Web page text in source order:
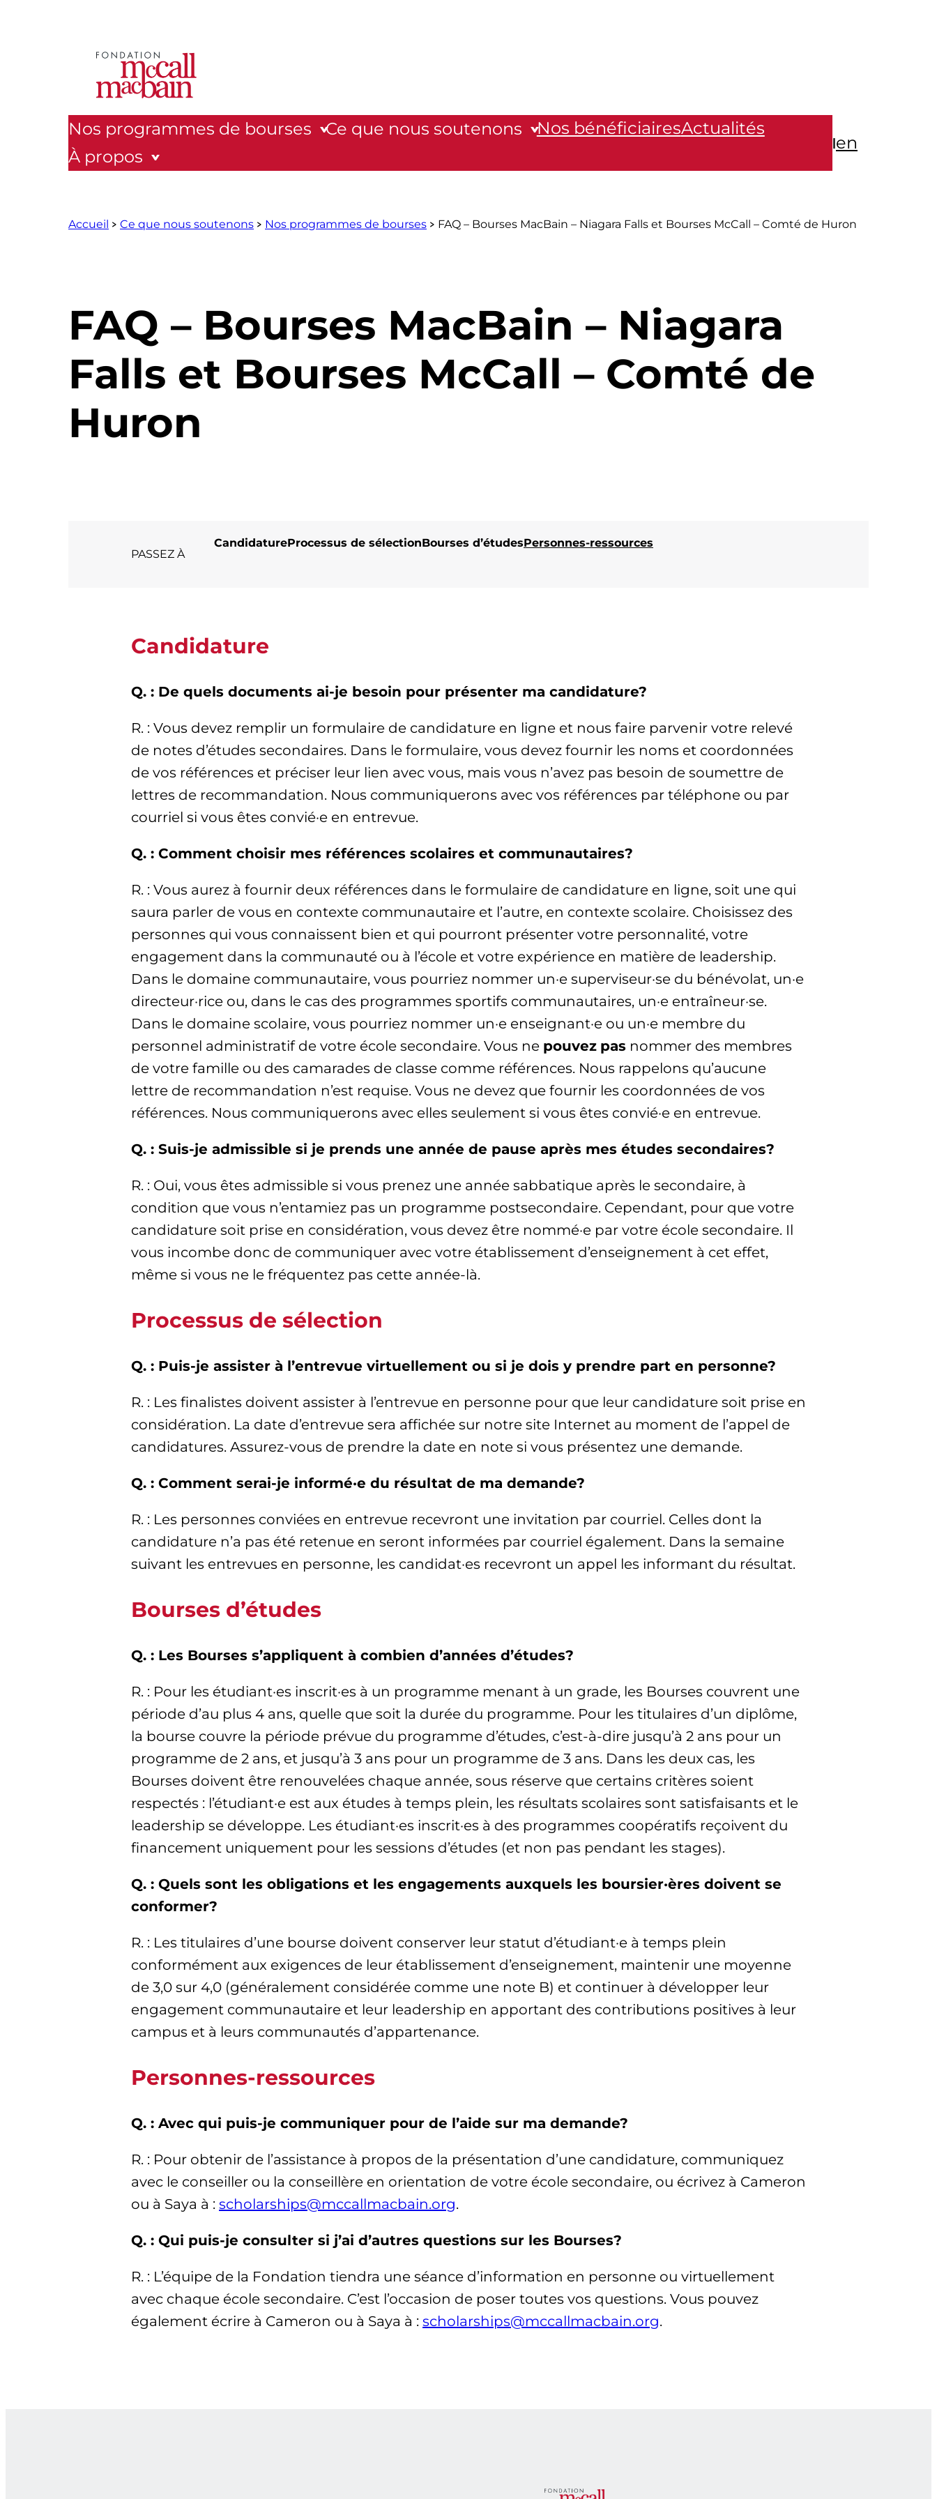
Nos programmes de bourses Ce que nous soutenons Nos bénéficiairesActualités
À propos
|en
Accueil Ce que nous soutenons Nos programmes de bourses FAQ – Bourses MacBain – Niagara Falls et Bourses McCall – Comté de Huron
FAQ – Bourses MacBain – Niagara
Falls et Bourses McCall – Comté de
Huron
PASSEZ À
CandidatureProcessus de sélectionBourses d’étudesPersonnes-ressources
Candidature
Q. : De quels documents ai-je besoin pour présenter ma candidature?
R. : Vous devez remplir un formulaire de candidature en ligne et nous faire parvenir votre relevé
de notes d’études secondaires. Dans le formulaire, vous devez fournir les noms et coordonnées
de vos références et préciser leur lien avec vous, mais vous n’avez pas besoin de soumettre de
lettres de recommandation. Nous communiquerons avec vos références par téléphone ou par
courriel si vous êtes convié·e en entrevue.
Q. : Comment choisir mes références scolaires et communautaires?
R. : Vous aurez à fournir deux références dans le formulaire de candidature en ligne, soit une qui
saura parler de vous en contexte communautaire et l’autre, en contexte scolaire. Choisissez des
personnes qui vous connaissent bien et qui pourront présenter votre personnalité, votre
engagement dans la communauté ou à l’école et votre expérience en matière de leadership.
Dans le domaine communautaire, vous pourriez nommer un·e superviseur·se du bénévolat, un·e
directeur·rice ou, dans le cas des programmes sportifs communautaires, un·e entraîneur·se.
Dans le domaine scolaire, vous pourriez nommer un·e enseignant·e ou un·e membre du
personnel administratif de votre école secondaire. Vous ne pouvez pas nommer des membres
de votre famille ou des camarades de classe comme références. Nous rappelons qu’aucune
lettre de recommandation n’est requise. Vous ne devez que fournir les coordonnées de vos
références. Nous communiquerons avec elles seulement si vous êtes convié·e en entrevue.
Q. : Suis-je admissible si je prends une année de pause après mes études secondaires?
R. : Oui, vous êtes admissible si vous prenez une année sabbatique après le secondaire, à
condition que vous n’entamiez pas un programme postsecondaire. Cependant, pour que votre
candidature soit prise en considération, vous devez être nommé·e par votre école secondaire. Il
vous incombe donc de communiquer avec votre établissement d’enseignement à cet effet,
même si vous ne le fréquentez pas cette année-là.
Processus de sélection
Q. : Puis-je assister à l’entrevue virtuellement ou si je dois y prendre part en personne?
R. : Les finalistes doivent assister à l’entrevue en personne pour que leur candidature soit prise en
considération. La date d’entrevue sera affichée sur notre site Internet au moment de l’appel de
candidatures. Assurez-vous de prendre la date en note si vous présentez une demande.
Q. : Comment serai-je informé·e du résultat de ma demande?
R. : Les personnes conviées en entrevue recevront une invitation par courriel. Celles dont la
candidature n’a pas été retenue en seront informées par courriel également. Dans la semaine
suivant les entrevues en personne, les candidat·es recevront un appel les informant du résultat.
Bourses d’études
Q. : Les Bourses s’appliquent à combien d’années d’études?
R. : Pour les étudiant·es inscrit·es à un programme menant à un grade, les Bourses couvrent une
période d’au plus 4 ans, quelle que soit la durée du programme. Pour les titulaires d’un diplôme,
la bourse couvre la période prévue du programme d’études, c’est-à-dire jusqu’à 2 ans pour un
programme de 2 ans, et jusqu’à 3 ans pour un programme de 3 ans. Dans les deux cas, les
Bourses doivent être renouvelées chaque année, sous réserve que certains critères soient
respectés : l’étudiant·e est aux études à temps plein, les résultats scolaires sont satisfaisants et le
leadership se développe. Les étudiant·es inscrit·es à des programmes coopératifs reçoivent du
financement uniquement pour les sessions d’études (et non pas pendant les stages).
Q. : Quels sont les obligations et les engagements auxquels les boursier·ères doivent se
conformer?
R. : Les titulaires d’une bourse doivent conserver leur statut d’étudiant·e à temps plein
conformément aux exigences de leur établissement d’enseignement, maintenir une moyenne
de 3,0 sur 4,0 (généralement considérée comme une note B) et continuer à développer leur
engagement communautaire et leur leadership en apportant des contributions positives à leur
campus et à leurs communautés d’appartenance.
Personnes-ressources
Q. : Avec qui puis-je communiquer pour de l’aide sur ma demande?
R. : Pour obtenir de l’assistance à propos de la présentation d’une candidature, communiquez
avec le conseiller ou la conseillère en orientation de votre école secondaire, ou écrivez à Cameron
ou à Saya à : scholarships@mccallmacbain.org.
Q. : Qui puis-je consulter si j’ai d’autres questions sur les Bourses?
R. : L’équipe de la Fondation tiendra une séance d’information en personne ou virtuellement
avec chaque école secondaire. C’est l’occasion de poser toutes vos questions. Vous pouvez
également écrire à Cameron ou à Saya à : scholarships@mccallmacbain.org.